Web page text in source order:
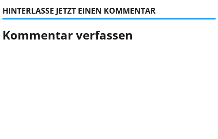
HINTERLASSE JETZT EINEN KOMMENTAR
Kommentar verfassen